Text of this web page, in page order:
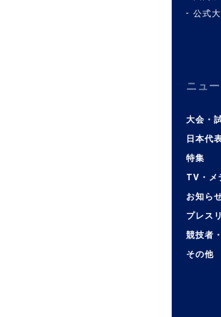
公式
ニュ
大会・
日本代
特集
TV・メ
お知ら
プレス
競技者
その他